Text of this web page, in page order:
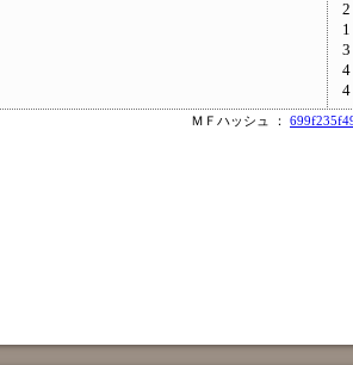
2
1
3
4
4
ＭＦハッシュ ：